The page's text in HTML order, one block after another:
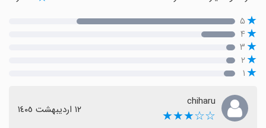
۵
۴
۳
۲
۱
chiharu
☆☆★★★ ١٢ اردیبهشت ١٤٠٥